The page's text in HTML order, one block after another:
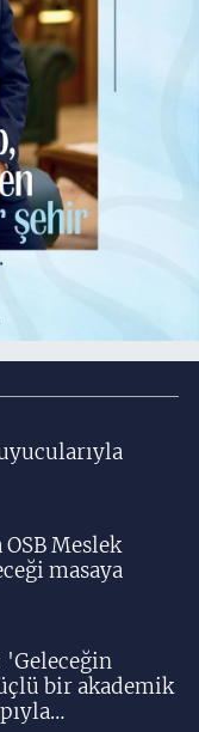
Meslek
masaya
bir akademik